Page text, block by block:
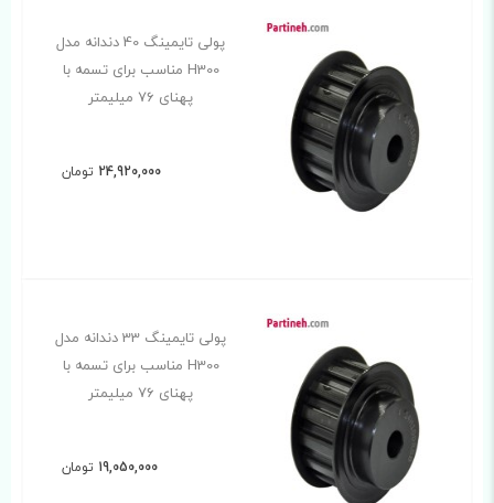
پولی تایمینگ 40 دندانه مدل
H300 مناسب برای تسمه با
پهنای 76 میلیمتر
24,920,000 تومان
پولی تایمینگ 33 دندانه مدل
H300 مناسب برای تسمه با
پهنای 76 میلیمتر
19,050,000 تومان